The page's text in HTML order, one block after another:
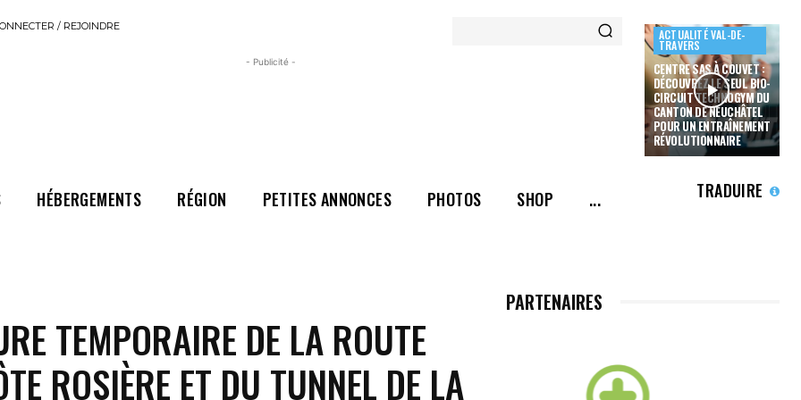
/ REJOINDRE
- Publicité -
ACTUALITÉ VAL-DE-
TRAVERS
CENTRE SAS À COUVET :
DÉCOUVREZ LE SEUL BIO-
CIRCUIT TECHNOGYM DU
CANTON DE NEUCHÂTEL
POUR UN ENTRAÎNEMENT
RÉVOLUTIONNAIRE
HÉBERGEMENTS RÉGION PETITES ANNONCES PHOTOS SHOP ... TRADUIRE
TEMPORAIRE DE LA ROUTE
ROSIÈRE ET DU TUNNEL DE LA
PARTENAIRES